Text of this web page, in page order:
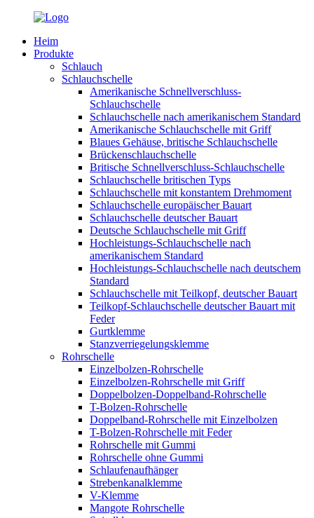
Heim
Produkte
Schlauch
Schlauchschelle
Amerikanische Schnellverschluss-
Schlauchschelle
Schlauchschelle nach amerikanischem Standard
Amerikanische Schlauchschelle mit Griff
Blaues Gehäuse, britische Schlauchschelle
Brückenschlauchschelle
Britische Schnellverschluss-Schlauchschelle
Schlauchschelle britischen Typs
Schlauchschelle mit konstantem Drehmoment
Schlauchschelle europäischer Bauart
Schlauchschelle deutscher Bauart
Deutsche Schlauchschelle mit Griff
Hochleistungs-Schlauchschelle nach
amerikanischem Standard
Hochleistungs-Schlauchschelle nach deutschem
Standard
Schlauchschelle mit Teilkopf, deutscher Bauart
Teilkopf-Schlauchschelle deutscher Bauart mit
Feder
Gurtklemme
Stanzverriegelungsklemme
Rohrschelle
Einzelbolzen-Rohrschelle
Einzelbolzen-Rohrschelle mit Griff
Doppelbolzen-Doppelband-Rohrschelle
T-Bolzen-Rohrschelle
Doppelband-Rohrschelle mit Einzelbolzen
T-Bolzen-Rohrschelle mit Feder
Rohrschelle mit Gummi
Rohrschelle ohne Gummi
Schlaufenaufhänger
Strebenkanalklemme
V-Klemme
Mangote Rohrschelle